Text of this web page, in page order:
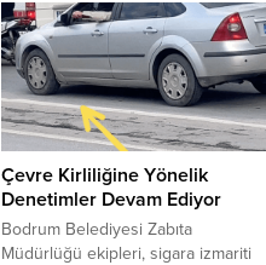
Çevre Kirliliğine Yönelik
Denetimler Devam Ediyor
Bodrum Belediyesi Zabıta
Müdürlüğü ekipleri, sigara izmariti